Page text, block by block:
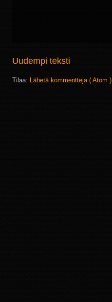
Uudempi teksti
Tilaa: Lähetä kommentteja ( Atom )